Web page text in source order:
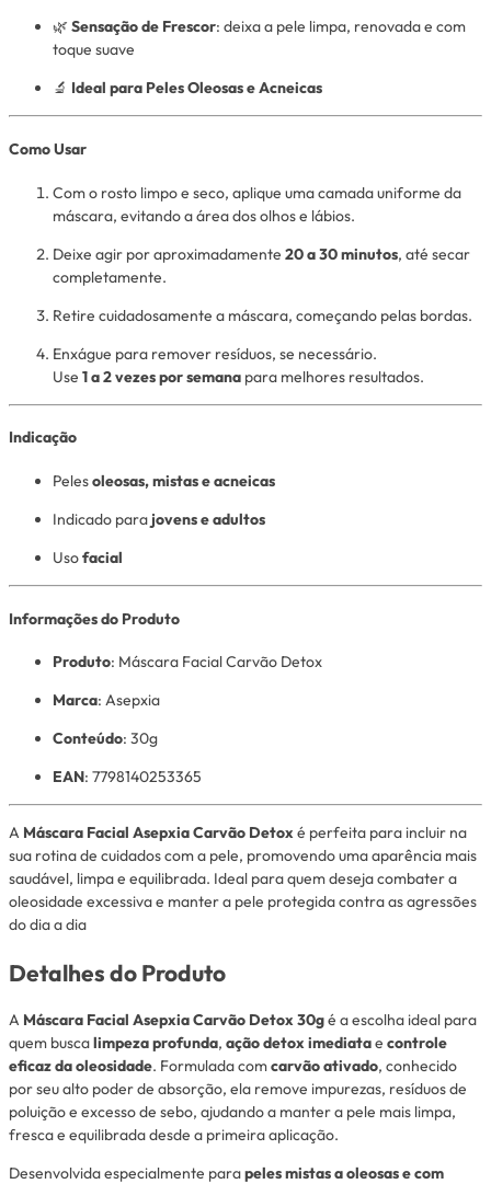
🌿 Sensação de Frescor: deixa a pele limpa, renovada e com
toque suave
🔬 Ideal para Peles Oleosas e Acneicas
Como Usar
Com o rosto limpo e seco, aplique uma camada uniforme da
máscara, evitando a área dos olhos e lábios.
Deixe agir por aproximadamente 20 a 30 minutos, até secar
completamente.
Retire cuidadosamente a máscara, começando pelas bordas.
Enxágue para remover resíduos, se necessário.
Use 1 a 2 vezes por semana para melhores resultados.
Indicação
Pelesoleosas, mistas e acneicas
Indicado para jovens e adultos
Usofacial
Informações do Produto
Produto: Máscara Facial Carvão Detox
Marca: Asepxia
Conteúdo: 30g
EAN: 7798140253365
A Máscara Facial Asepxia Carvão Detoxé perfeita para incluir na
sua rotina de cuidados com a pele, promovendo uma aparência mais
saudável, limpa e equilibrada. Ideal para quem deseja combater a
oleosidade excessiva e manter a pele protegida contra as agressões
do dia a dia
Detalhes do Produto
A Máscara Facial Asepxia Carvão Detox 30gé a escolha ideal para
quem buscalimpeza profunda, ação detox imediatae controle
eficaz da oleosidade. Formulada comcarvão ativado, conhecido
por seu alto poder de absorção, ela remove impurezas, resíduos de
poluição e excesso de sebo, ajudando a manter a pele mais limpa,
fresca e equilibrada desde a primeira aplicação.
Desenvolvida especialmente parapeles mistas a oleosas e com